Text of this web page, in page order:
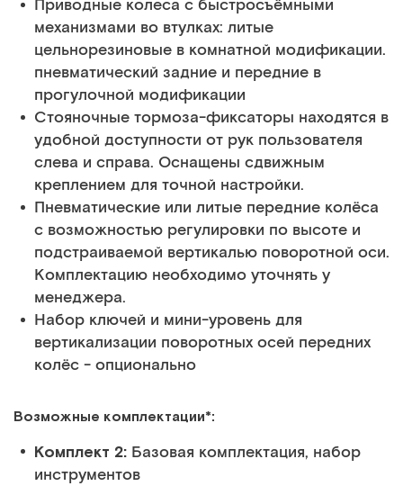
Приводные колеса с быстросъёмными
механизмами во втулках: литые
цельнорезиновые в комнатной модификации.
пневматический задние и передние в
прогулочной модификации
Стояночные тормоза-фиксаторы находятся в
удобной доступности от рук пользователя
слева и справа. Оснащены сдвижным
креплением для точной настройки.
Пневматические или литые передние колёса
с возможностью регулировки по высоте и
подстраиваемой вертикалью поворотной оси.
Комплектацию необходимо уточнять у
менеджера.
Набор ключей и мини-уровень для
вертикализации поворотных осей передних
колёс - опционально
Возможные комплектации*:
Комплект 2: Базовая комплектация, набор
инструментов